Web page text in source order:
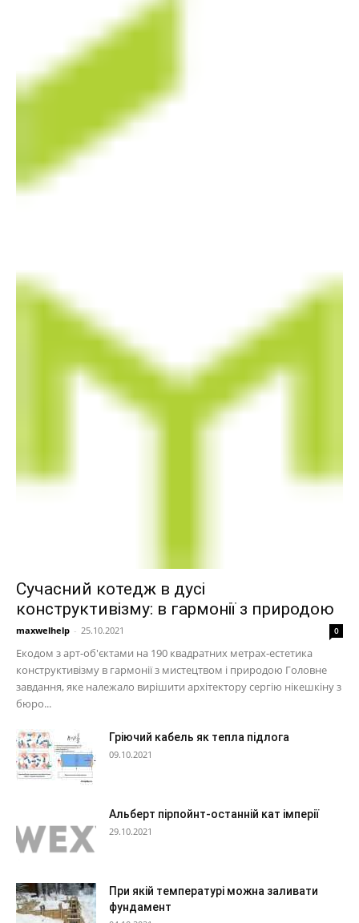
Сучасний котедж в дусі
конструктивізму: в гармонії з природою
maxwelhelp - 25.10.2021 0
Екодом з арт-об'єктами на 190 квадратних метрах-естетика
конструктивізму в гармонії з мистецтвом і природою Головне
завдання, яке належало вирішити архітектору сергію нікешкіну з
бюро...
Гріючий кабель як тепла підлога
09.10.2021
Альберт пірпойнт-останній кат імперії
29.10.2021
При якій температурі можна заливати
фундамент